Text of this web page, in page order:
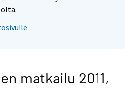
matkailu 2011,